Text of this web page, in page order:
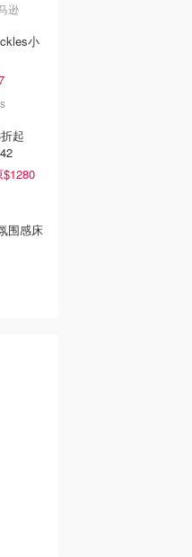
逊
小
起
围感床